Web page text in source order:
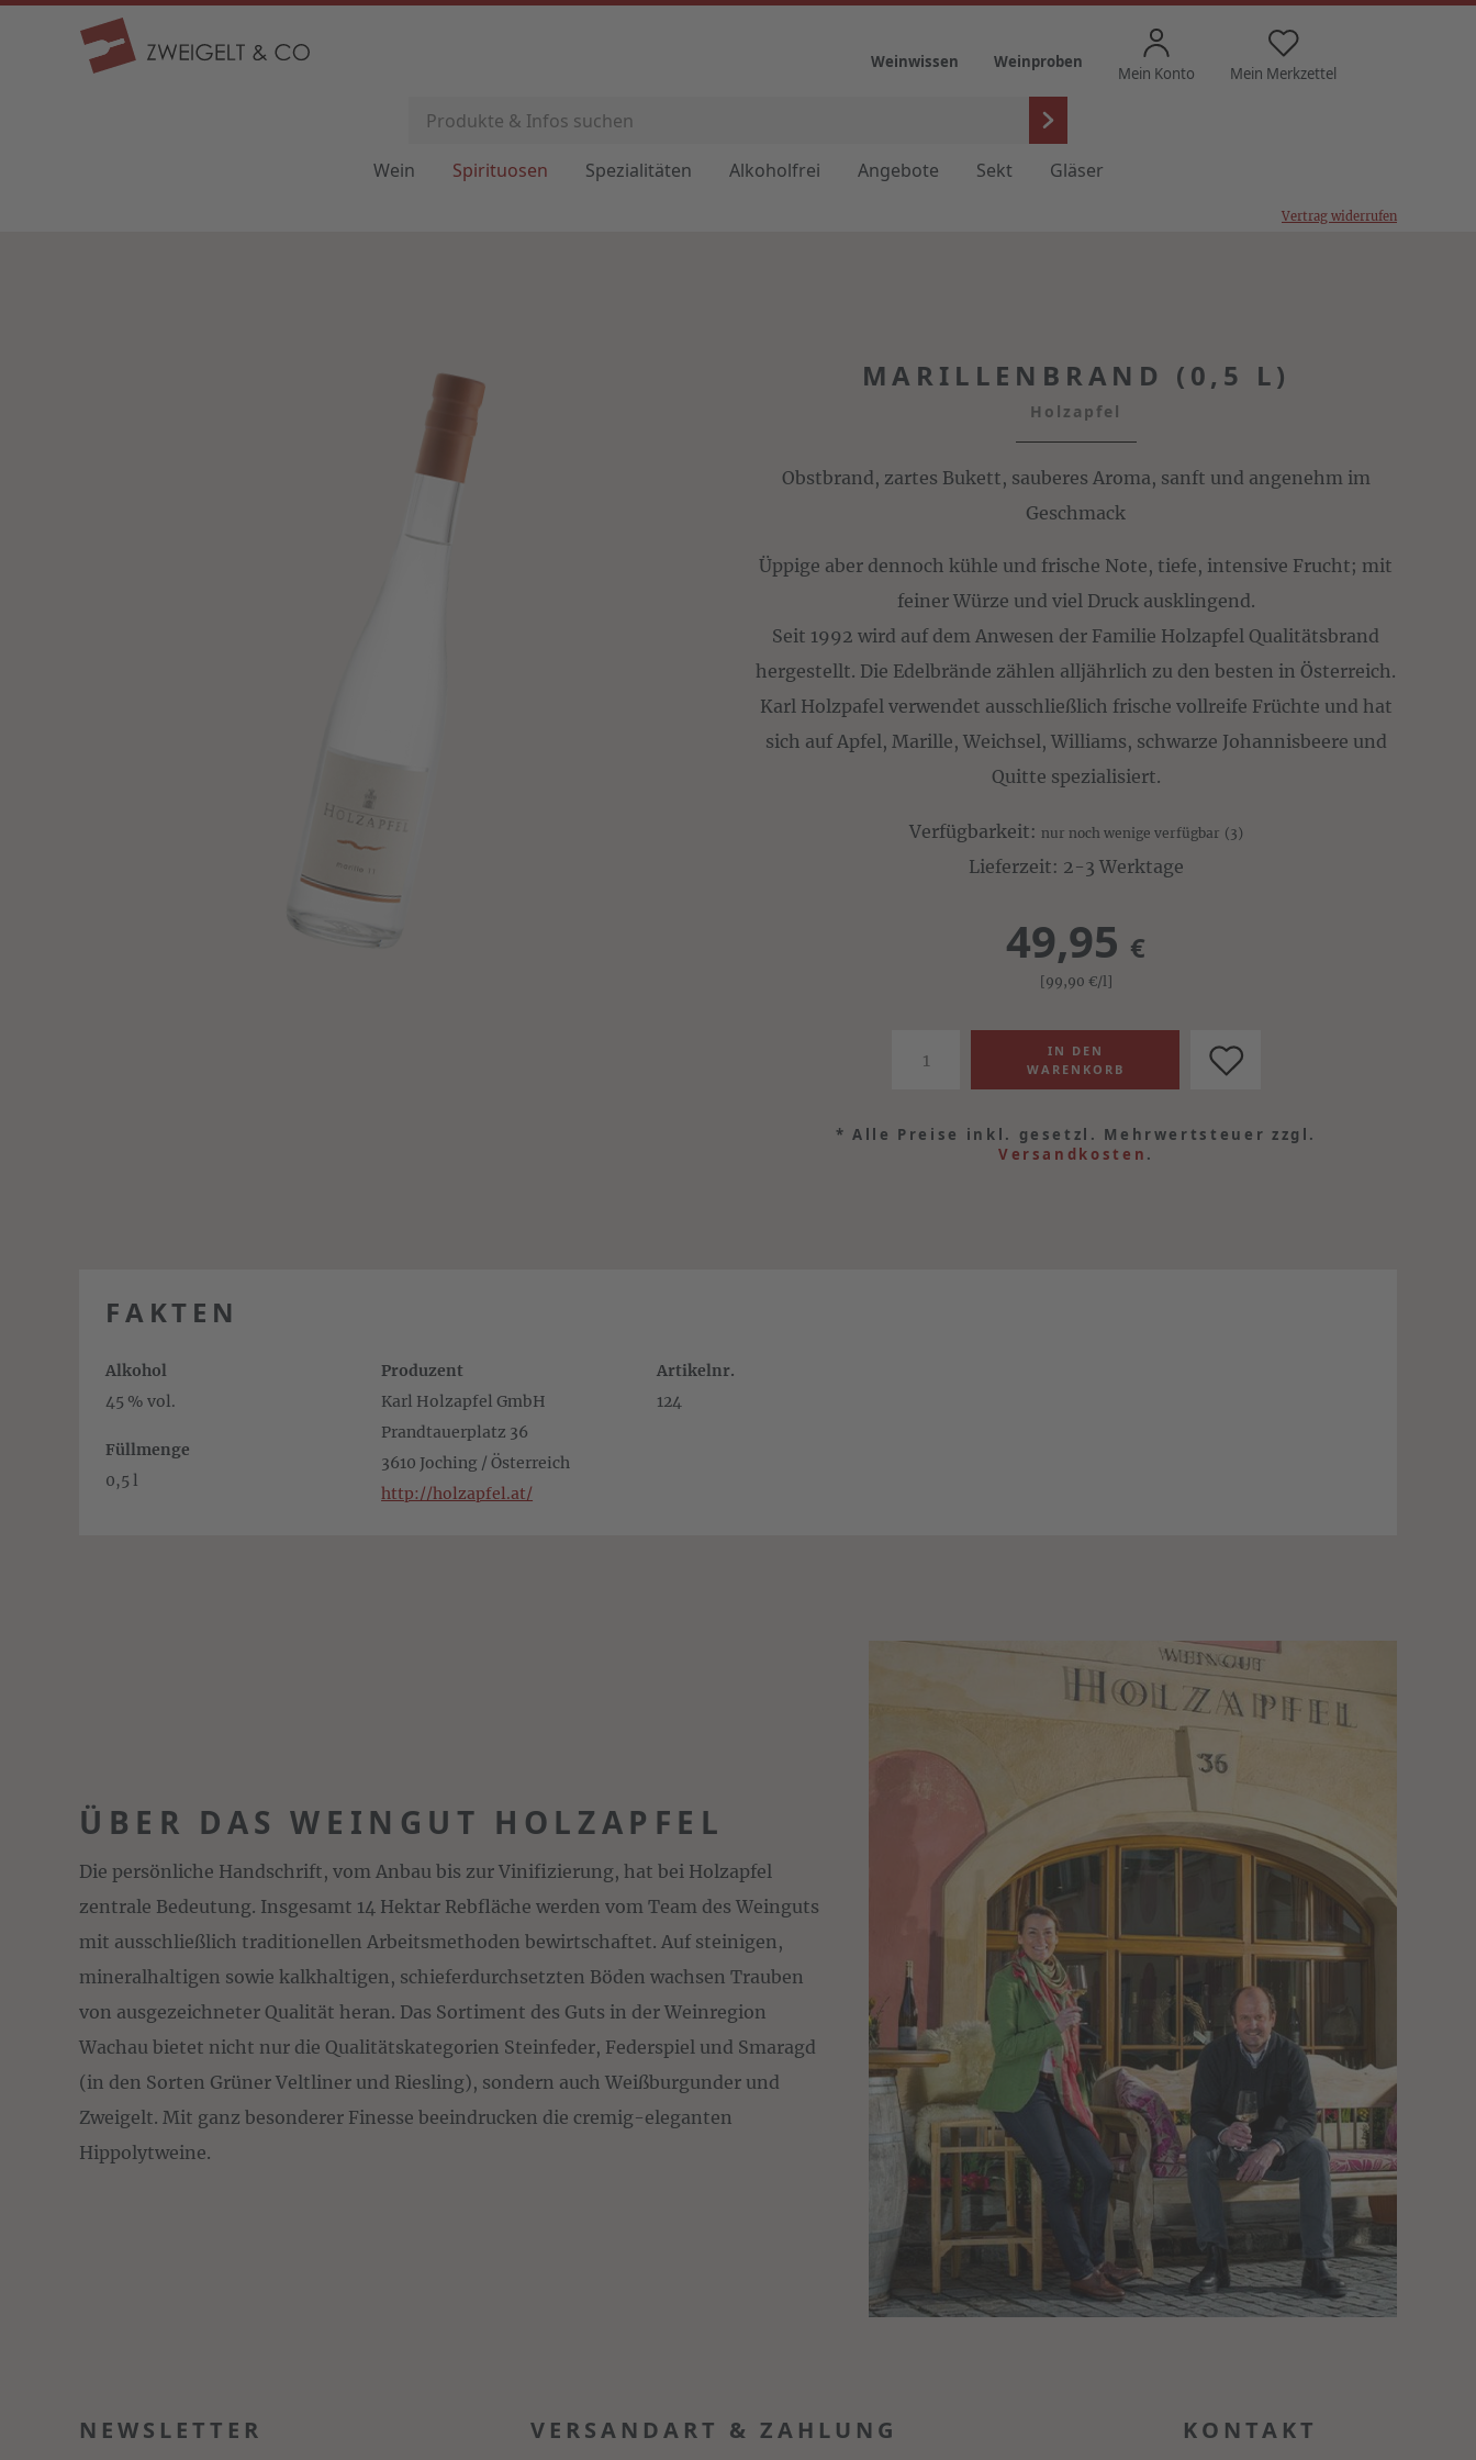
Weinwissen Weinproben
Mein Konto Mein Merkzettel
Wein Spirituosen Spezialitäten Alkoholfrei Angebote Sekt Gläser
Vertrag widerrufen
MARILLENBRAND (0,5 L)
Holzapfel
Obstbrand, zartes Bukett, sauberes Aroma, sanft und angenehm im
Geschmack
Üppige aber dennoch kühle und frische Note, tiefe, intensive Frucht; mit
feiner Würze und viel Druck ausklingend.
Seit 1992 wird auf dem Anwesen der Familie Holzapfel Qualitätsbrand
hergestellt. Die Edelbrände zählen alljährlich zu den besten in Österreich.
Karl Holzpafel verwendet ausschließlich frische vollreife Früchte und hat
sich auf Apfel, Marille, Weichsel, Williams, schwarze Johannisbeere und
Quitte spezialisiert.
Verfügbarkeit: nur noch wenige verfügbar (3)
Lieferzeit: 2-3 Werktage
49,95 €
[99,90 €/l]
* Alle Preise inkl. gesetzl. Mehrwertsteuer zzgl.
Versandkosten .
FAKTEN
Alkohol
45 % vol.
Füllmenge
0,5 l
Produzent
Karl Holzapfel GmbH
Prandtauerplatz 36
3610 Joching / Österreich
http://holzapfel.at/
Artikelnr.
124
ÜBER DAS WEINGUT HOLZAPFEL
Die persönliche Handschrift, vom Anbau bis zur Vinifizierung, hat bei Holzapfel
zentrale Bedeutung. Insgesamt 14 Hektar Rebfläche werden vom Team des Weinguts
mit ausschließlich traditionellen Arbeitsmethoden bewirtschaftet. Auf steinigen,
mineralhaltigen sowie kalkhaltigen, schieferdurchsetzten Böden wachsen Trauben
von ausgezeichneter Qualität heran. Das Sortiment des Guts in der Weinregion
Wachau bietet nicht nur die Qualitätskategorien Steinfeder, Federspiel und Smaragd
(in den Sorten Grüner Veltliner und Riesling), sondern auch Weißburgunder und
Zweigelt. Mit ganz besonderer Finesse beeindrucken die cremig-eleganten
Hippolytweine.
NEWSLETTER VERSANDART & ZAHLUNG KONTAKT